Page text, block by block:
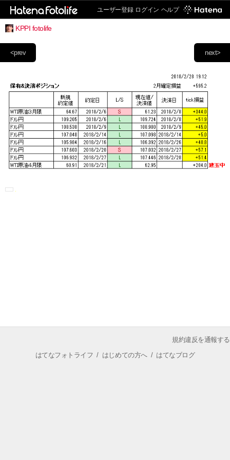
ユーザー登録 ログイン ヘルプ
KPPI fotolife
next>
<prev
規約違反を通報する
はてなフォトライフ / はじめての方へ/ はてなブログ